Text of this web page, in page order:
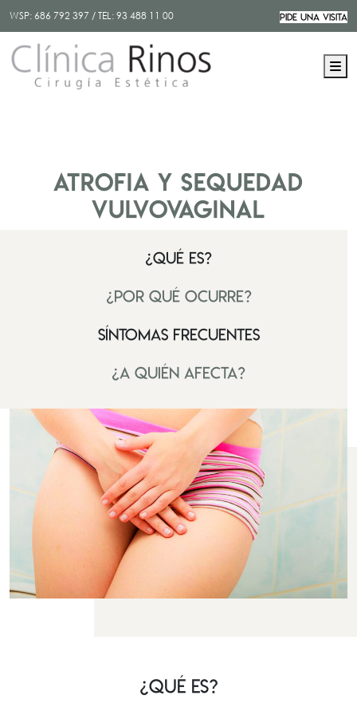
WSP: 686 792 397 / TEL:93 488 11 00 PIDE UNA VISITA
Atrofia y sequedad
vulvovaginal
¿Qué es?
¿Por qué ocurre?
Síntomas frecuentes
¿A quién afecta?
¿Qué es?